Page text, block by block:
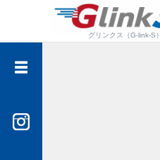
グリンクス（G-link-S）
イベント情報
フットサル情報